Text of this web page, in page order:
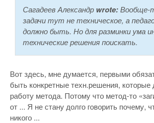
Сагадеев Александр wrote:Вообще-
задачи тут не техническое, а
должно быть. Но для разминки ума
технические решения поискать.
Вот здесь, мне думается, первыми
быть конкретные техн.решения,
работу метода. Потому что метод-то
от ... Я не стану долго говорить почему,
никого ...